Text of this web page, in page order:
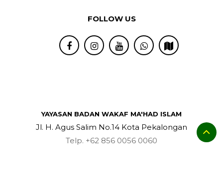
FOLLOW US
YAYASAN BADAN WAKAF MA'HAD ISLAM
Jl. H. Agus Salim No.14 Kota Pekalongan
Telp. +62 856 0056 0060